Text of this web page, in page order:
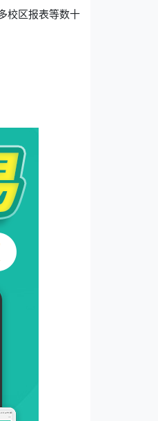
校区报表等数十